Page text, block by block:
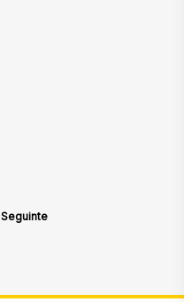
Seguinte